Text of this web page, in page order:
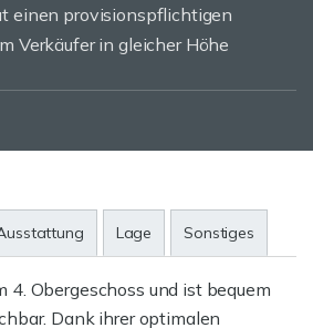
einen provisionspflichtigen
Verkäufer in gleicher Höhe
Lage Sonstiges
4. Obergeschoss und ist bequem
Dank ihrer optimalen